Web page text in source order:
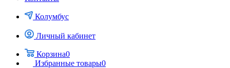
Колумбус
Личный кабинет
Корзина0
Избранные товары0